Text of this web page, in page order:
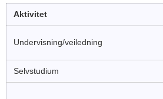
Aktivitet
Undervisning/veiledning
Selvstudium